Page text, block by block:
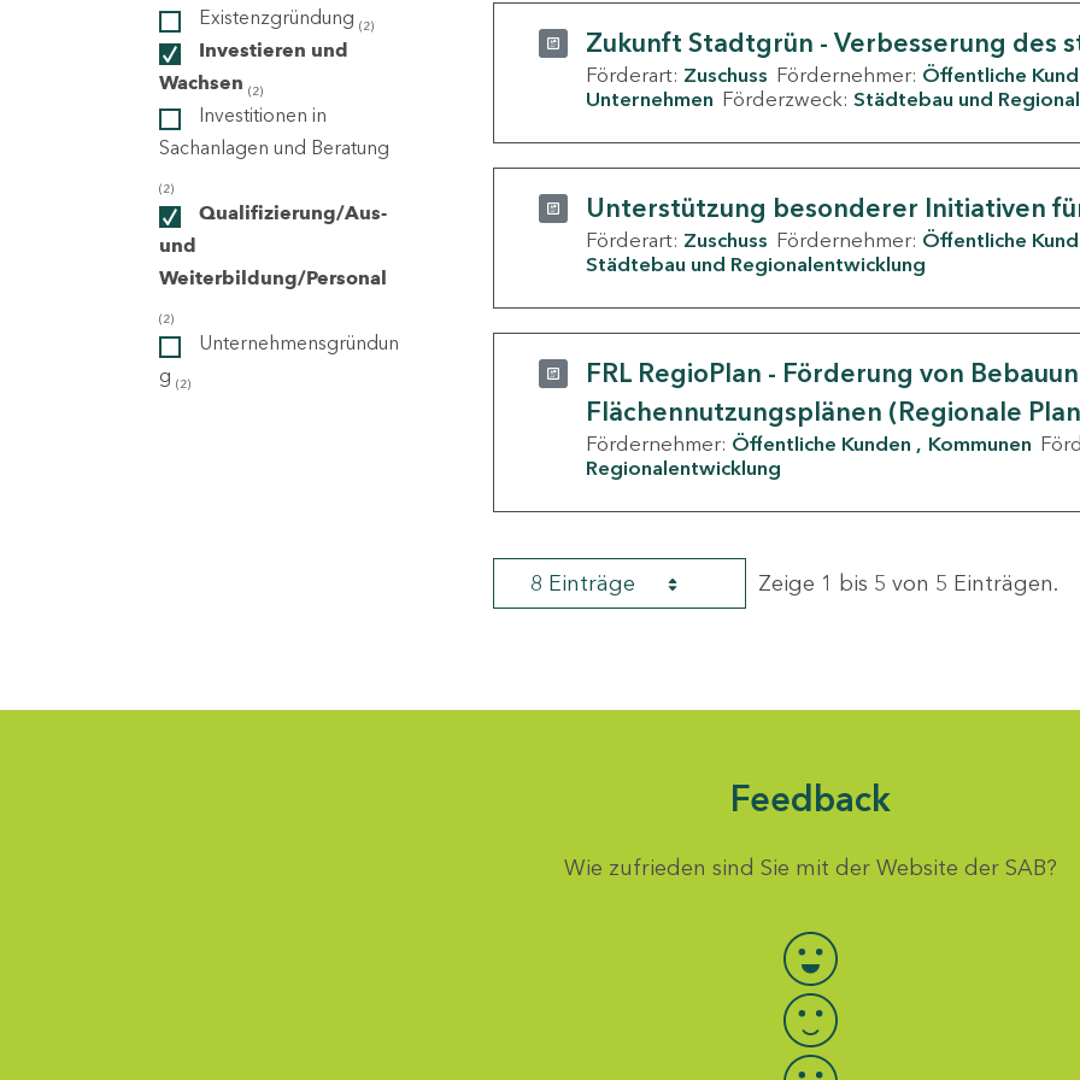
Existenzgründung (2)
Investieren und
Wachsen (2)
Investitionen in
Sachanlagen und Beratung
(2)
Qualifizierung/Aus-
und
Weiterbildung/Personal
(2)
Unternehmensgründun
g (2)
Zukunft Stadtgrün - Verbesserung des
Förderart: Zuschuss Fördernehmer: Öffentliche
Unternehmen Förderzweck: Städtebau und
Unterstützung besonderer Initiativen
Förderart: Zuschuss Fördernehmer: Öffentliche
Städtebau und Regionalentwicklung
FRL RegioPlan - Förderung von
Flächennutzungsplänen (Regionale
Fördernehmer: Öffentliche Kunden Kommunen
Regionalentwicklung
8 Einträge Zeige 1 bis 5 von 5 Einträgen.
Feedback
Wie zufrieden sind Sie mit der Website der SAB?
Bewertung auswählen